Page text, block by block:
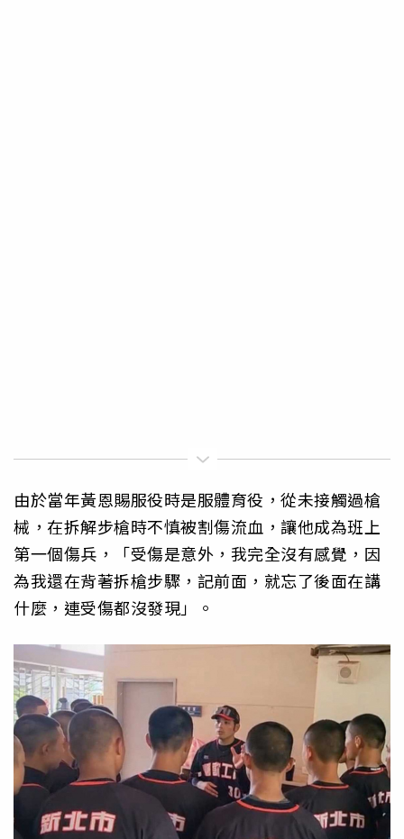
由於當年黃恩賜服役時是服體育役，從未接觸過槍
械，在拆解步槍時不慎被割傷流血，讓他成為班上
第一個傷兵，「受傷是意外，我完全沒有感覺，因
為我還在背著拆槍步驟，記前面，就忘了後面在講
什麼，連受傷都沒發現」。